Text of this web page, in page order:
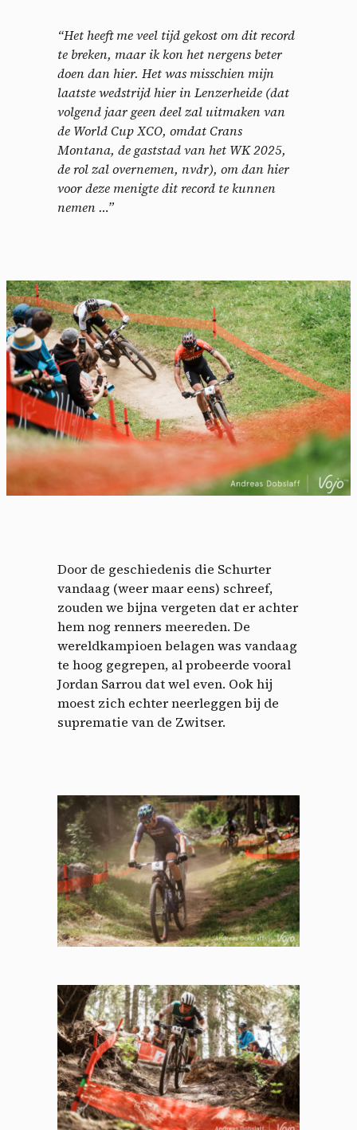
“Het heeft me veel tijd gekost om dit record
te breken, maar ik kon het nergens beter
doen dan hier. Het was misschien mijn
laatste wedstrijd hier in Lenzerheide (dat
volgend jaar geen deel zal uitmaken van
de World Cup XCO, omdat Crans
Montana, de gaststad van het WK 2025,
de rol zal overnemen, nvdr), om dan hier
voor deze menigte dit record te kunnen
nemen …”
Door de geschiedenis die Schurter
vandaag (weer maar eens) schreef,
zouden we bijna vergeten dat er achter
hem nog renners meereden. De
wereldkampioen belagen was vandaag
te hoog gegrepen, al probeerde vooral
Jordan Sarrou dat wel even. Ook hij
moest zich echter neerleggen bij de
suprematie van de Zwitser.